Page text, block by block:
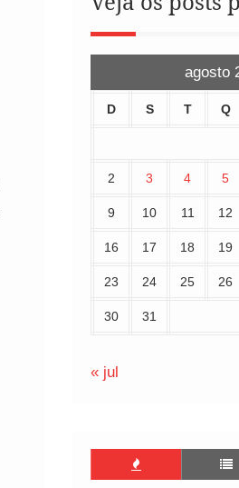
agosto
D S T Q
2 3 4 5
9 10 11 12
16 17 18 19
23 24 25 26
30 31
« jul